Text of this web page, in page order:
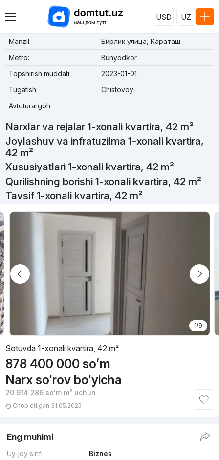
USD UZ
Manzil:
Бирлик улица, Караташ
Metro:
Bunyodkor
Topshirish muddati:
2023-01-01
Tugatish:
Chistovoy
Avtoturargoh:
Narxlar va rejalar 1-xonali kvartira, 42 m²
Joylashuv va infratuzilma 1-xonali kvartira,
42 m²
Xususiyatlari 1-xonali kvartira, 42 m²
Qurilishning borishi 1-xonali kvartira, 42 m²
Tavsif 1-xonali kvartira, 42 m²
1/9
Sotuvda 1-xonali kvartira, 42 m²
878 400 000 soʻm
Narx so'rov bo'yicha
20 914 286 soʻmm² uchun
Chop etilgan 31.05.2025
Eng muhimi
Uy-joy sinfi
Biznes